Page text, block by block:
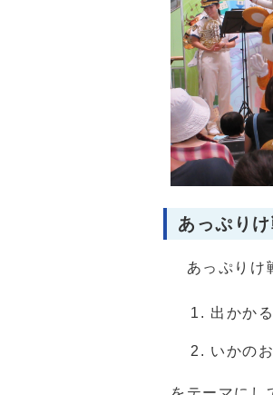
あっぷり
あっぷりけ
出かか
いかの